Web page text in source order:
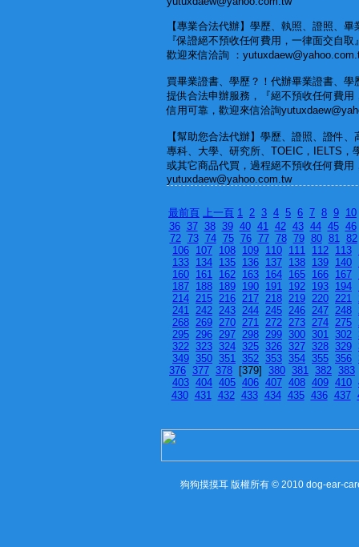
【專業合法代辦】學歷、執照、證照、畢
『保證絕不預收任何費用，一律面交自取
歡迎來信洽詢 ：
買畢業證書、學歷？！代辦畢業證書、學
提供合法申辦服務，『絕不預收任何費用
信用可靠，歡迎來信洽詢
【幫助您合法代辦】學歷、證照、證件、
專科、大學、研究所、TOEIC，IELTS，
或其它商品代買，過程絕不預收任何費用
yutuxdaew@yahoo.com.tw
最前頁 上一頁 1 2 3 4 5 6 7 8 9 10
36 37 38 39 40 41 42 43 44 45 46
72 73 74 75 76 77 78 79 80 81 82
106 107 108 109 110 111 112 113
133 134 135 136 137 138 139 140
160 161 162 163 164 165 166 167
187 188 189 190 191 192 193 194
214 215 216 217 218 219 220 221
241 242 243 244 245 246 247 248
268 269 270 271 272 273 274 275
295 296 297 298 299 300 301 302
322 323 324 325 326 327 328 329
349 350 351 352 353 354 355 356
376 377 378 [379] 380 381 382 383
403 404 405 406 407 408 409 410
430 431 432 433 434 435 436 437
狗狗摸摸耳 版權所有 © 2010 dog-ear-